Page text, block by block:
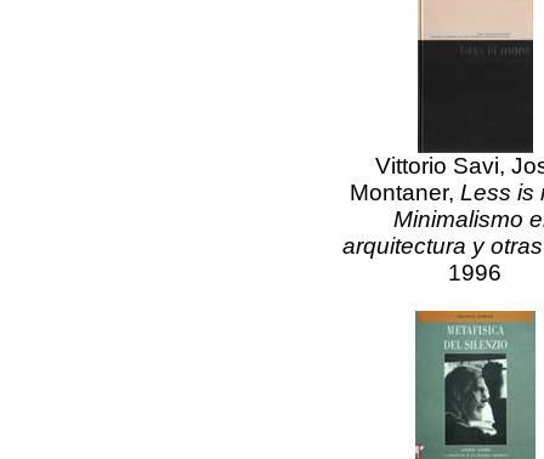
Vittorio Savi,
Montaner, Less is
Minimalismo
arquitectura y
1996